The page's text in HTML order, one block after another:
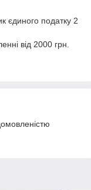
єдиного податку 2
від 2000 грн.